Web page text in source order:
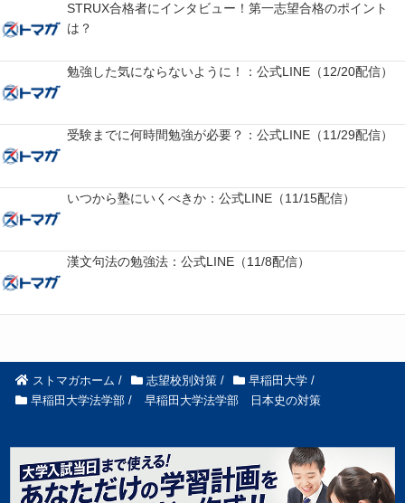
STRUX合格者にインタビュー！第一志望合格のポイント
は？
勉強した気にならないように！：公式LINE（12/20配信）
受験までに何時間勉強が必要？：公式LINE（11/29配信）
いつから塾にいくべきか：公式LINE（11/15配信）
漢文句法の勉強法：公式LINE（11/8配信）
ストマガホーム / 志望校別対策 / 早稲田大学 /
早稲田大学法学部 / 早稲田大学法学部 日本史の対策